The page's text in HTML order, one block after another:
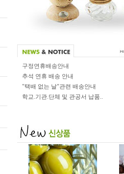
구정연휴배송안내
추석 연휴 배송 안내
"택배 없는 날"관련 배송안내
학교.기관.단체 및 관공서 납품..